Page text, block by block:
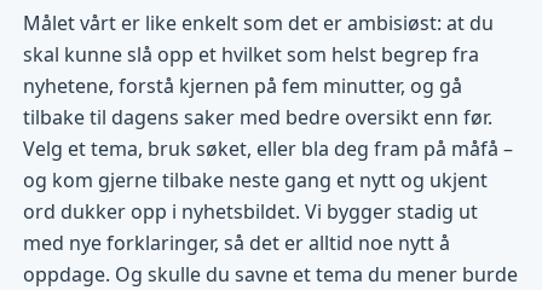
Målet vårt er like enkelt som det er ambisiøst: at du
skal kunne slå opp et hvilket som helst begrep fra
nyhetene, forstå kjernen på fem minutter, og gå
tilbake til dagens saker med bedre oversikt enn før.
Velg et tema, bruk søket, eller bla deg fram på måfå –
og kom gjerne tilbake neste gang et nytt og ukjent
ord dukker opp i nyhetsbildet. Vi bygger stadig ut
med nye forklaringer, så det er alltid noe nytt å
oppdage. Og skulle du savne et tema du mener burde